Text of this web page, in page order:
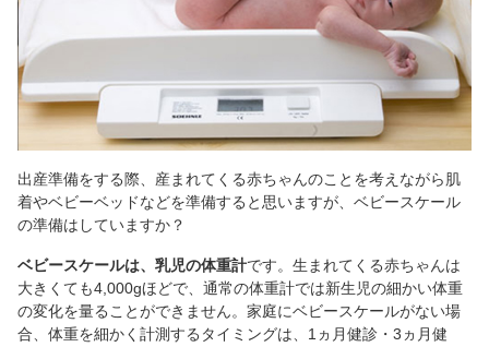
出産準備をする際、産まれてくる赤ちゃんのことを考えながら肌
着やベビーベッドなどを準備すると思いますが、ベビースケール
の準備はしていますか？
ベビースケールは、乳児の体重計です。生まれてくる赤ちゃんは
大きくても4,000gほどで、通常の体重計では新生児の細かい体重
の変化を量ることができません。家庭にベビースケールがない場
合、体重を細かく計測するタイミングは、1ヵ月健診・3ヵ月健